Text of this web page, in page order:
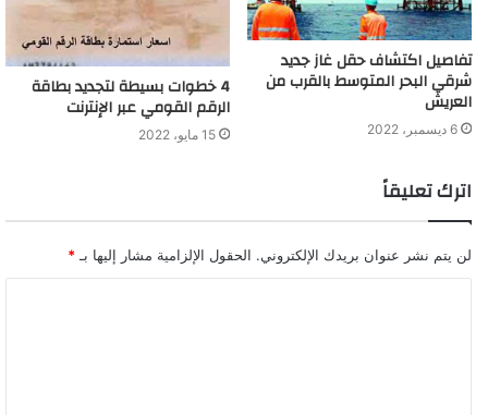
تفاصيل اكتشاف حقل غاز جديد
شرقي البحر المتوسط بالقرب من
العريش
6 ديسمبر، 2022
4 خطوات بسيطة لتجديد بطاقة
الرقم القومي عبر الإنترنت
15 مايو، 2022
اترك تعليقاً
لن يتم نشر عنوان بريدك الإلكتروني. الحقول الإلزامية مشار إليها بـ *